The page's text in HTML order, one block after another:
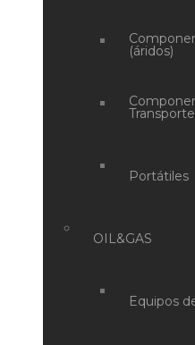
(áridos)
Portátiles
OIL&GAS
Equipos